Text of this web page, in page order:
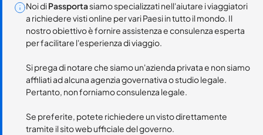
Noi diPassportasiamo specializzati nell'aiutare i viaggiatori
a richiedere visti online per vari Paesi in tutto il mondo. Il
nostro obiettivo è fornire assistenza e consulenza esperta
per facilitare l'esperienza di viaggio.
Si prega di notare che siamo un'azienda privata e non siamo
affiliati ad alcuna agenzia governativa o studio legale.
Pertanto, non forniamo consulenza legale.
Se preferite, potete richiedere un visto direttamente
tramite il sito web ufficiale del governo.